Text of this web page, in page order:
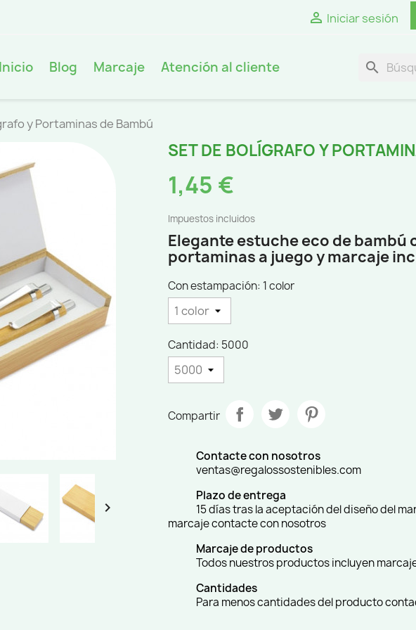
 Iniciar sesión
Blog Marcaje Atención al cliente search
y Portaminas de Bambú

SET DE BOLÍGRAFO Y
1,45 €
Impuestos incluidos
Elegante estuche eco de bambú
portaminas a juego y marcaje
Con estampación: 1 color
Cantidad: 5000
Compartir
Contacte con nosotros
ventas@regalossostenibles.com
Plazo de entrega
15 días tras la aceptación del diseño del
marcaje contacte con nosotros
Marcaje de productos
Todos nuestros productos incluyen
Cantidades
Para menos cantidades del producto